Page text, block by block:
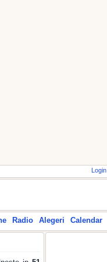
Login
Radio Alegeri Calendar